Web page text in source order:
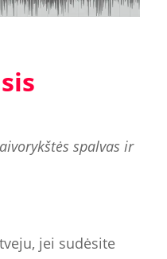
spalvas ir
jei sudėsite